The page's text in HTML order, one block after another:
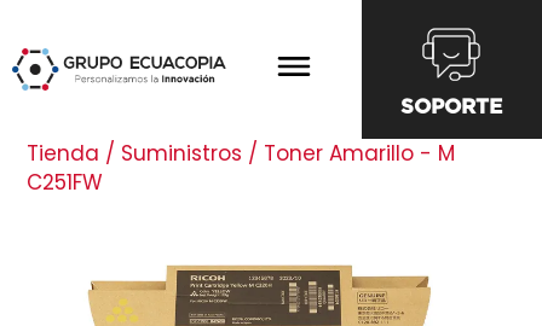
SOPORTE
Tienda / Suministros / Toner Amarillo - M
C251FW